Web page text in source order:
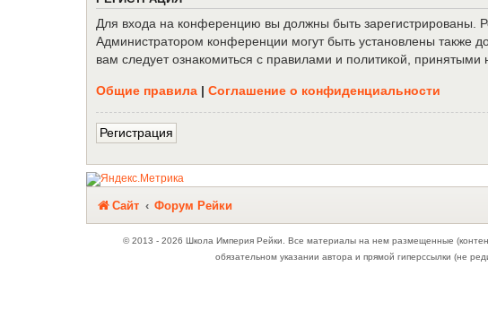
Для входа на конференцию вы должны быть зарегистрированы.
Администратором конференции могут быть установлены также
вам следует ознакомиться с правилами и политикой,
Общие правила | Соглашение о конфиденциальности
Регистрация
Сайт Форум Рейки
Связаться с
© 2013 - 2026 Школа Империя Рейки. Все материалы на нем размещенные
обязательном указании автора и прямой гиперссылки (не